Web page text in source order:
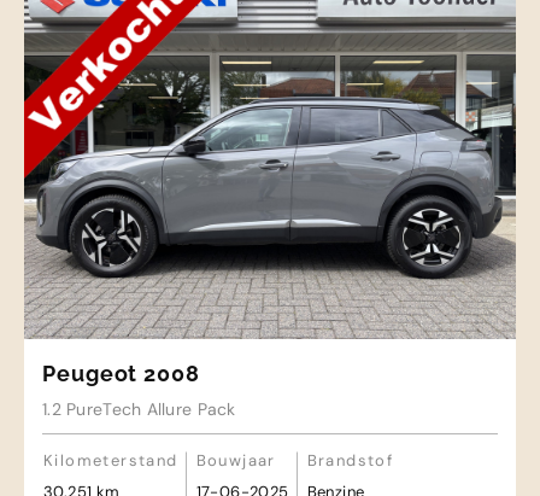
Peugeot 2008
1.2 PureTech Allure Pack
Kilometerstand
30.251 km
Bouwjaar
17-06-2025
Brandstof
Benzine